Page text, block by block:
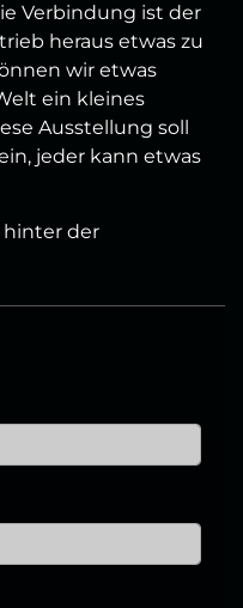
Verbindung ist der
heraus etwas zu
wir etwas
ein kleines
Ausstellung soll
jeder kann etwas
hinter der